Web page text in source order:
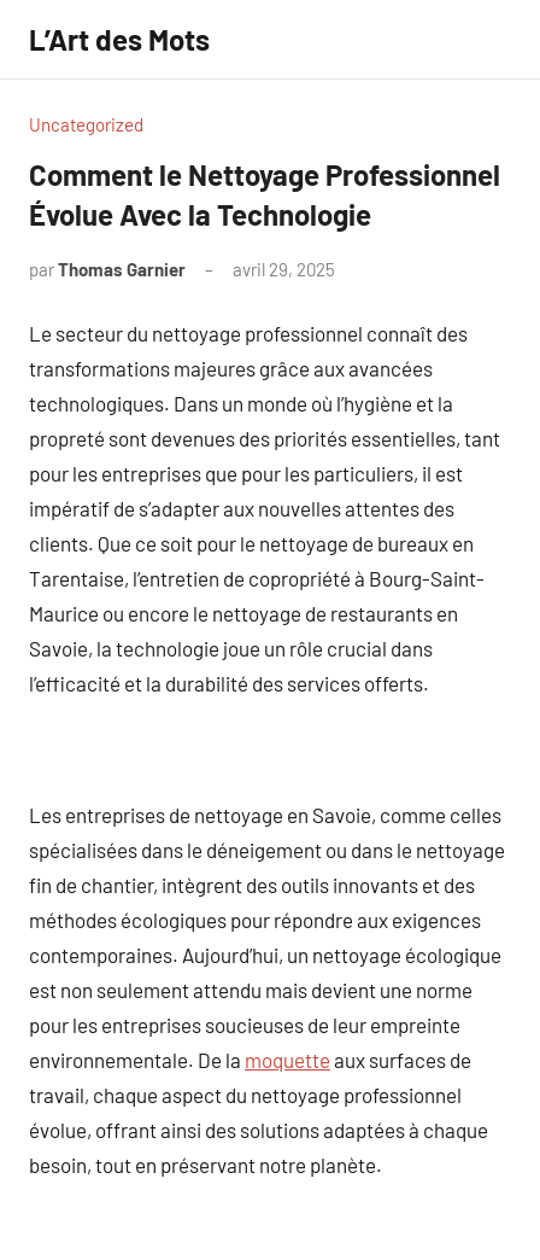
contenu
L’Art des Mots
Uncategorized
Comment le Nettoyage Professionnel
Évolue Avec la Technologie
parThomas Garnier avril 29, 2025
Le secteur du nettoyage professionnel connaît des
transformations majeures grâce aux avancées
technologiques. Dans un monde où l’hygiène et la
propreté sont devenues des priorités essentielles, tant
pour les entreprises que pour les particuliers, il est
impératif de s’adapter aux nouvelles attentes des
clients. Que ce soit pour le nettoyage de bureaux en
Tarentaise, l’entretien de copropriété à Bourg-Saint-
Maurice ou encore le nettoyage de restaurants en
Savoie, la technologie joue un rôle crucial dans
l’efficacité et la durabilité des services offerts.
Les entreprises de nettoyage en Savoie, comme celles
spécialisées dans le déneigement ou dans le nettoyage
fin de chantier, intègrent des outils innovants et des
méthodes écologiques pour répondre aux exigences
contemporaines. Aujourd’hui, un nettoyage écologique
est non seulement attendu mais devient une norme
pour les entreprises soucieuses de leur empreinte
environnementale. De la moquette aux surfaces de
travail, chaque aspect du nettoyage professionnel
évolue, offrant ainsi des solutions adaptées à chaque
besoin, tout en préservant notre planète.